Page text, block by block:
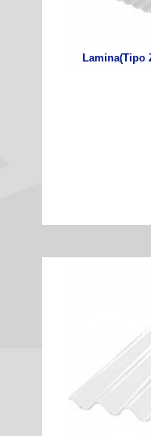
Lamina(Tipo